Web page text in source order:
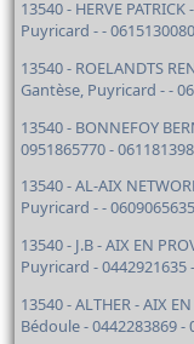
13540 - HERVE
Puyricard - - 0615130080
13540 - ROELANDTS
Gantèse, Puyricard - -
13540 - BONNEFOY
0951865770 -
13540 - AL-AIX
Puyricard - - 0609065635
13540 - J.B - AIX EN
Puyricard - 0442921635
13540 - ALTHER - AIX
Bédoule - 0442283869 -